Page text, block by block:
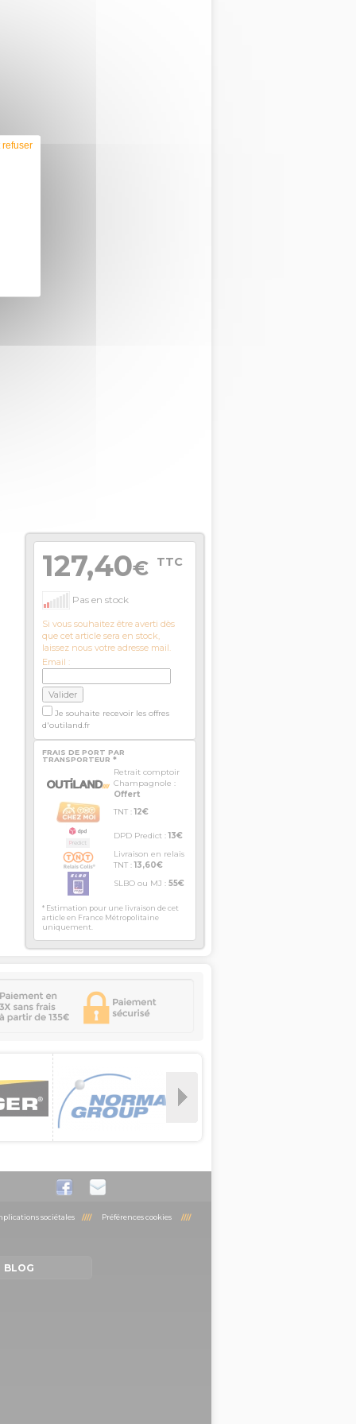
127,40€ TTC
Pas en stock
Si vous souhaitez être averti dès
que cet article sera en stock,
laissez nous votre adresse mail.
Email :
Je souhaite recevoir les offres
d'outiland.fr
FRAIS DE PORT PAR
TRANSPORTEUR *
Retrait comptoir
Champagnole :
Offert
TNT :12€
DPD Predict :13€
Livraison en relais
TNT :13,60€
SLBO ou MJ : 55€
* Estimation pour une livraison de cet
article en France Métropolitaine
uniquement.
sociétales//// Préférences cookies ////
BLOG